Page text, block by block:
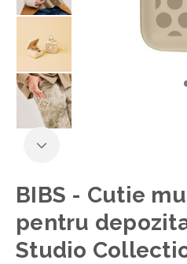
BIBS - Cutie
pentru
Studio